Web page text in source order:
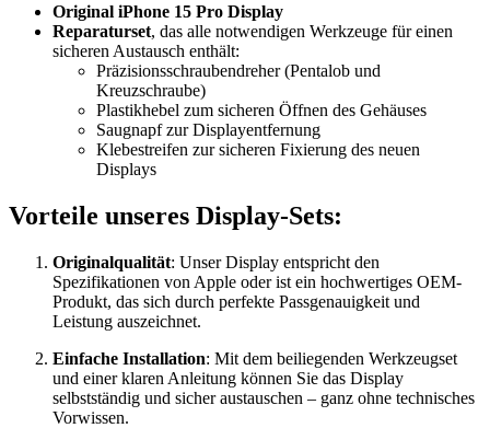
Original iPhone 15 Pro Display
Reparaturset, das alle notwendigen Werkzeuge für einen
sicheren Austausch enthält:
Präzisionsschraubendreher (Pentalob und
Kreuzschraube)
Plastikhebel zum sicheren Öffnen des Gehäuses
Saugnapf zur Displayentfernung
Klebestreifen zur sicheren Fixierung des neuen
Displays
Vorteile unseres Display-Sets:
Originalqualität: Unser Display entspricht den
Spezifikationen von Apple oder ist ein hochwertiges OEM-
Produkt, das sich durch perfekte Passgenauigkeit und
Leistung auszeichnet.
Einfache Installation: Mit dem beiliegenden Werkzeugset
und einer klaren Anleitung können Sie das Display
selbstständig und sicher austauschen – ganz ohne technisches
Vorwissen.